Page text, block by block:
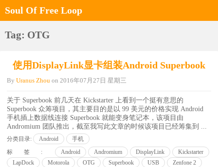
Soul Of Free Loop
Tag: OTG
使用DisplayLink显卡组装Android Superbook
By Uranus Zhou on 2016年07月27日 星期三
关于 Superbook 前几天在 Kickstarter 上看到一个挺有意思的
Superbook 众筹项目，其主要目的是以 99 美元的价格实现 Android
手机插上数据线连接 Superbook 就能变身笔记本，该项目由
Andromium 团队推出，截至我写此文章的时候该项目已经筹集到 ...
分类目录: Android
手机
标签:
Android Andromium DisplayLink
Kickstarter
LapDock
Motorola OTG Superbook USB
Zenfone 2